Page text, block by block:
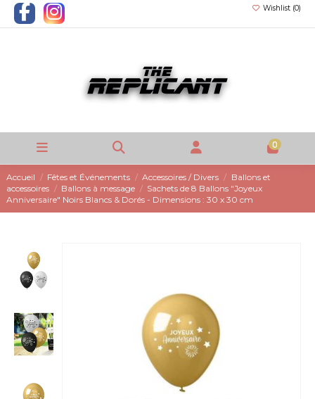
Wishlist (0)
0
Accueil Fêtes et Événements Accessoires / Divers
Ballons et
accessoires
Ballons à message
Sachets de 8 Ballons "Joyeux
Anniversaire" Noirs Blancs & Dorés - Dimensions : 30 x 30 cm